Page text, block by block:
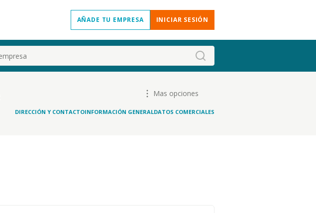
AÑADE TU EMPRESA INICIAR SESIÓN
Mas opciones
DIRECCIÓN Y CONTACTOINFORMACIÓN GENERALDATOS COMERCIALES